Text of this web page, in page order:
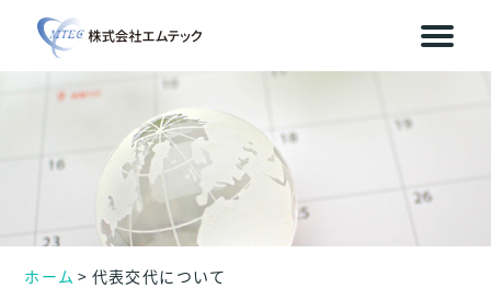
ホーム 代表交代について